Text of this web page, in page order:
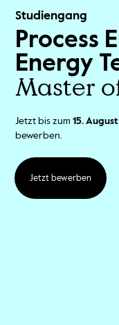
Studiengang
Process
Energy
Master
Jetzt bis zum15.
bewerben.
Jetzt bewerben